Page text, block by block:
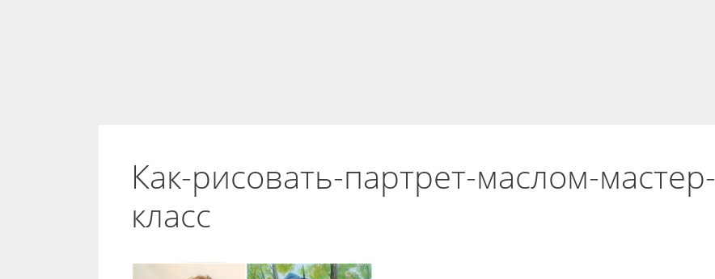
Как-рисовать-партрет-маслом-мастер-
класс